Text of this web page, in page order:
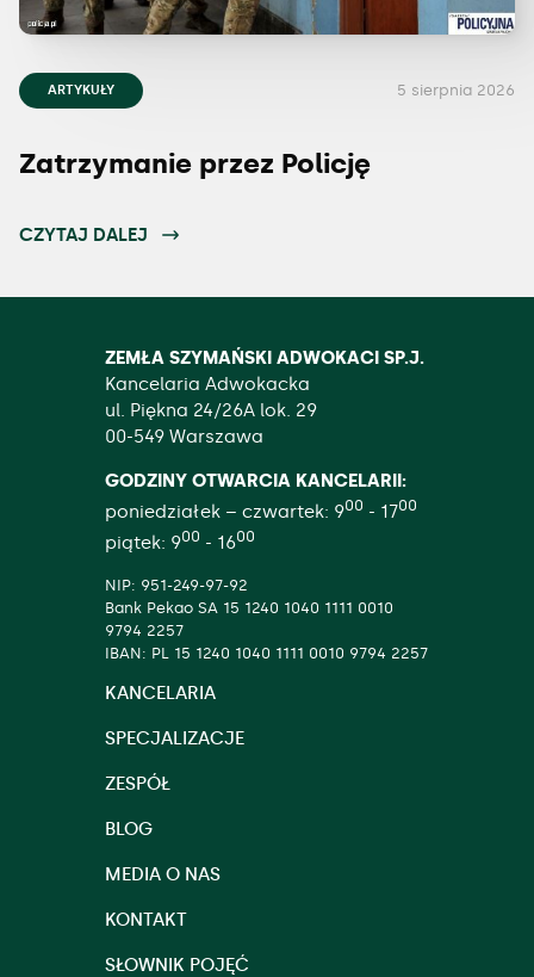
ARTYKUŁY 5 sierpnia 2026
Zatrzymanie przez Policję
CZYTAJ DALEJ
ZEMŁA SZYMAŃSKI ADWOKACI SP.J.
Kancelaria Adwokacka
ul. Piękna 24/26A lok. 29
00-549 Warszawa
GODZINY OTWARCIA KANCELARII:
poniedziałek – czwartek: 900 - 1700
piątek: 900 - 1600
NIP: 951-249-97-92
Bank Pekao SA 15 1240 1040 1111 0010
9794 2257
IBAN: PL 15 1240 1040 1111 0010 9794 2257
KANCELARIA
SPECJALIZACJE
ZESPÓŁ
BLOG
MEDIA O NAS
KONTAKT
SŁOWNIK POJĘĆ